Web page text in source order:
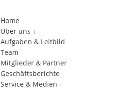
Home
Über uns ↓
Aufgaben & Leitbild
Team
Mitglieder & Partner
Geschäftsberichte
Service & Medien ↓